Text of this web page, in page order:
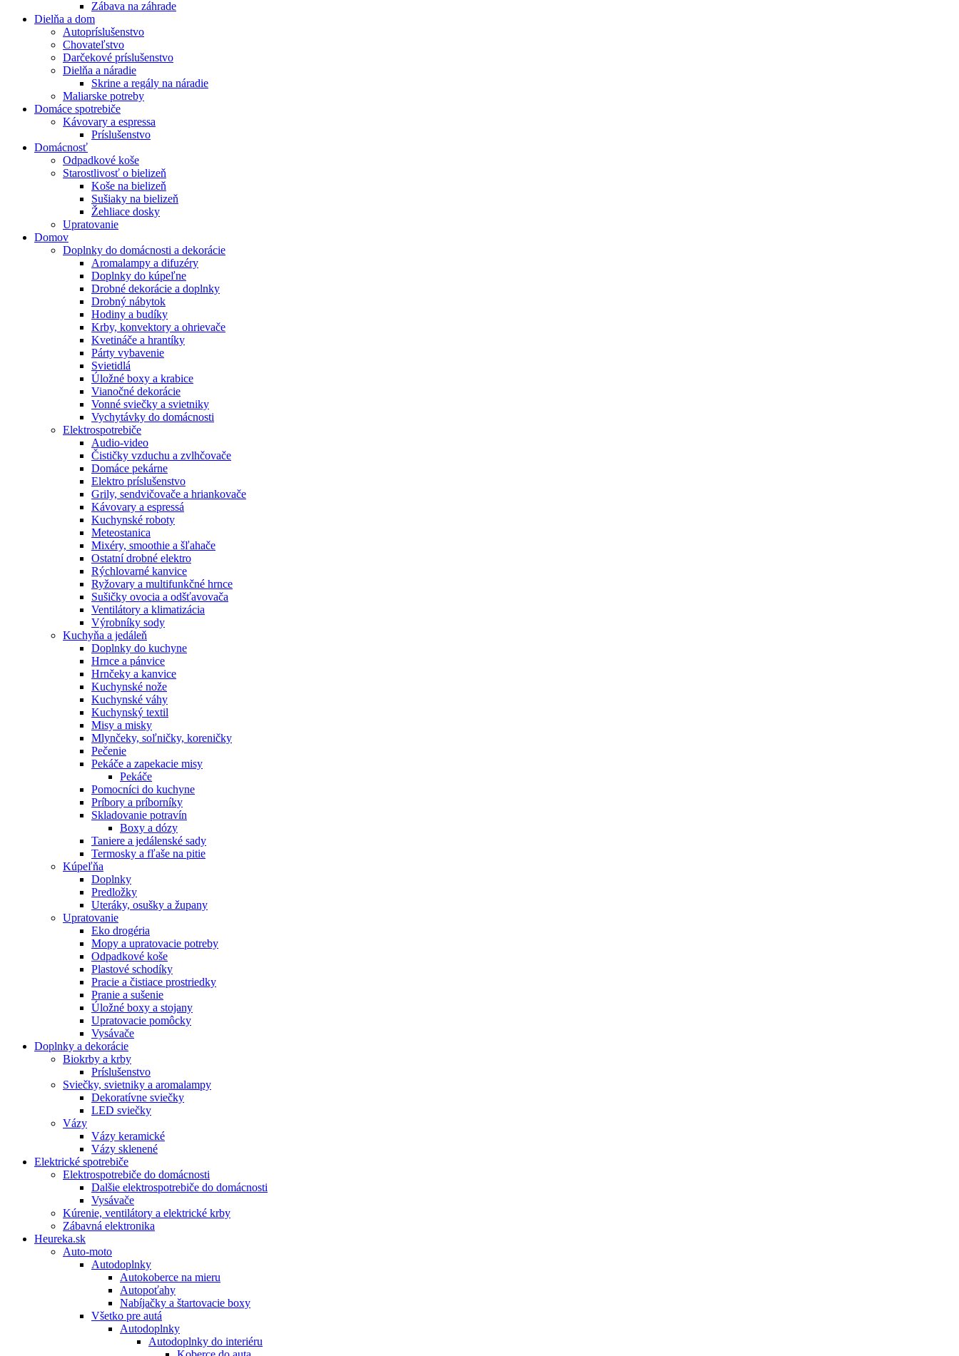
Zábava na záhrade
Dielňa a dom
Autopríslušenstvo
Chovateľstvo
Darčekové príslušenstvo
Dielňa a náradie
Skrine a regály na náradie
Maliarske potreby
Domáce spotrebiče
Kávovary a espressa
Príslušenstvo
Domácnosť
Odpadkové koše
Starostlivosť o bielizeň
Koše na bielizeň
Sušiaky na bielizeň
Žehliace dosky
Upratovanie
Domov
Doplnky do domácnosti a dekorácie
Aromalampy a difuzéry
Doplnky do kúpeľne
Drobné dekorácie a doplnky
Drobný nábytok
Hodiny a budíky
Krby, konvektory a ohrievače
Kvetináče a hrantíky
Párty vybavenie
Svietidlá
Úložné boxy a krabice
Vianočné dekorácie
Vonné sviečky a svietniky
Vychytávky do domácnosti
Elektrospotrebiče
Audio-video
Čističky vzduchu a zvlhčovače
Domáce pekárne
Elektro príslušenstvo
Grily, sendvičovače a hriankovače
Kávovary a espressá
Kuchynské roboty
Meteostanica
Mixéry, smoothie a šľahače
Ostatní drobné elektro
Rýchlovarné kanvice
Ryžovary a multifunkčné hrnce
Sušičky ovocia a odšťavovača
Ventilátory a klimatizácia
Výrobníky sody
Kuchyňa a jedáleň
Doplnky do kuchyne
Hrnce a pánvice
Hrnčeky a kanvice
Kuchynské nože
Kuchynské váhy
Kuchynský textil
Misy a misky
Mlynčeky, soľničky, koreničky
Pečenie
Pekáče a zapekacie misy
Pekáče
Pomocníci do kuchyne
Príbory a príborníky
Skladovanie potravín
Boxy a dózy
Taniere a jedálenské sady
Termosky a fľaše na pitie
Kúpeľňa
Doplnky
Predložky
Uteráky, osušky a župany
Upratovanie
Eko drogéria
Mopy a upratovacie potreby
Odpadkové koše
Plastové schodíky
Pracie a čistiace prostriedky
Pranie a sušenie
Úložné boxy a stojany
Upratovacie pomôcky
Vysávače
Doplnky a dekorácie
Biokrby a krby
Príslušenstvo
Sviečky, svietniky a aromalampy
Dekoratívne sviečky
LED sviečky
Vázy
Vázy keramické
Vázy sklenené
Elektrické spotrebiče
Elektrospotrebiče do domácnosti
Dalšie elektrospotrebiče do domácnosti
Vysávače
Kúrenie, ventilátory a elektrické krby
Zábavná elektronika
Heureka.sk
Auto-moto
Autodoplnky
Autokoberce na mieru
Autopoťahy
Nabíjačky a štartovacie boxy
Všetko pre autá
Autodoplnky
Autodoplnky do interiéru